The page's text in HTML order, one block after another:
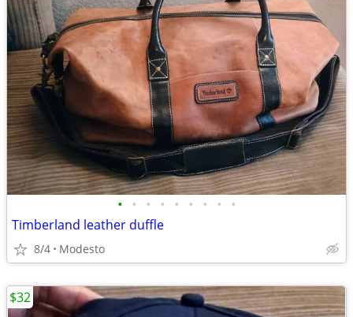
• • • • • • • • •
Timberland leather duffle
8/4 Modesto
$32